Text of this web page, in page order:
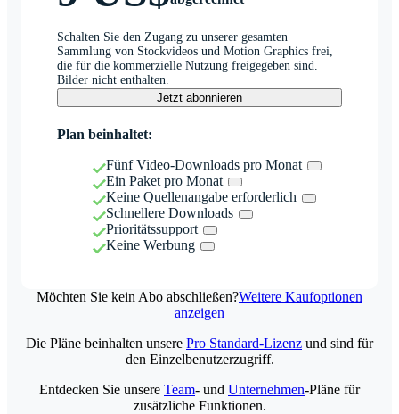
Schalten Sie den Zugang zu unserer gesamten
Sammlung von Stockvideos und Motion Graphics frei,
die für die kommerzielle Nutzung freigegeben sind.
Bilder nicht enthalten.
Jetzt abonnieren
Plan beinhaltet:
Fünf Video-Downloads pro Monat
Ein Paket pro Monat
Keine Quellenangabe erforderlich
Schnellere Downloads
Prioritätssupport
Keine Werbung
Möchten Sie kein Abo abschließen?Weitere Kaufoptionen
anzeigen
Die Pläne beinhalten unsere Pro Standard-Lizenz und sind für
den Einzelbenutzerzugriff.
Entdecken Sie unsere Team- und Unternehmen-Pläne für
zusätzliche Funktionen.